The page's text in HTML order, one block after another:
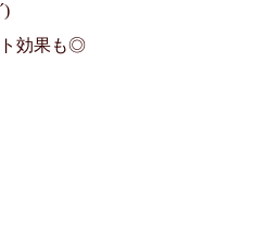
ト効果も◎